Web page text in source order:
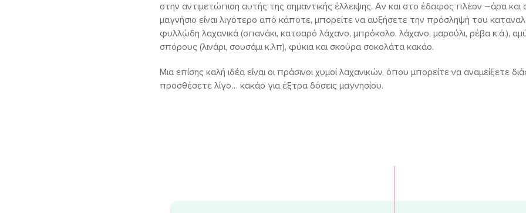
στην αντιμετώπιση αυτής της σημαντικής έλλειψης. Αν και στο έδαφος πλέον –άρα
μαγνήσιο είναι λιγότερο από κάποτε, μπορείτε να αυξήσετε την πρόσληψή του
φυλλώδη λαχανικά (σπανάκι, κατσαρό λάχανο, μπρόκολο, λάχανο, μαρούλι, ρέβα κ.ά.),
σπόρους (λινάρι, σουσάμι κ.λπ), φύκια και σκούρα σοκολάτα κακάο.
Μια επίσης καλή ιδέα είναι οι πράσινοι χυμοί λαχανικών, όπου μπορείτε να αναμείξετε
προσθέσετε λίγο… κακάο για έξτρα δόσεις μαγνησίου.